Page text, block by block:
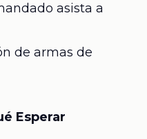
asista a
de armas de
Esperar